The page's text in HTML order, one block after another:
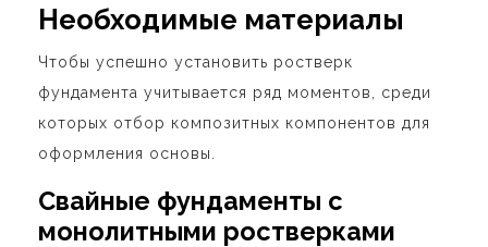
Необходимые материалы
Чтобы успешно установить ростверк
фундамента учитывается ряд моментов, среди
которых отбор композитных компонентов для
оформления основы.
Свайные фундаменты с
монолитными ростверками